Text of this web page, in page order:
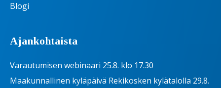
Blogi
Ajankohtaista
Varautumisen webinaari 25.8. klo 17.30
Maakunnallinen kyläpäivä Rekikosken kylätalolla 29.8.